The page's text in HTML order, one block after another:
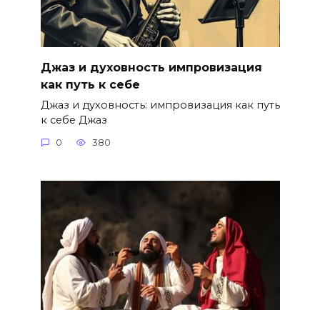
Джаз и духовность импровизация
как путь к себе
Джаз и духовность: импровизация как путь
к себе Джаз
0 380